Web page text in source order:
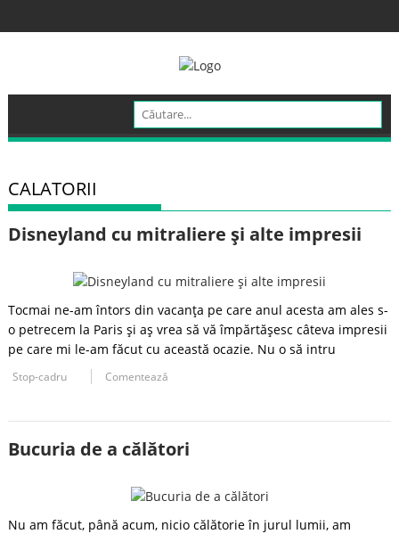
to
CALATORII
Disneyland cu mitraliere şi alte impresii
Tocmai ne-am întors din vacanţa pe care anul acesta am ales s-
o petrecem la Paris şi aş vrea să vă împărtăşesc câteva impresii
pe care mi le-am făcut cu această ocazie. Nu o să intru
Stop-cadru Comentează
Bucuria de a călători
Nu am făcut, până acum, nicio călătorie în jurul lumii, am